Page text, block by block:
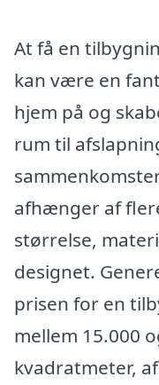
At få en
kan være en
hjem på og
rum til
afhænger af
størrelse,
designet.
prisen for en
mellem 15.000
kvadratmeter,